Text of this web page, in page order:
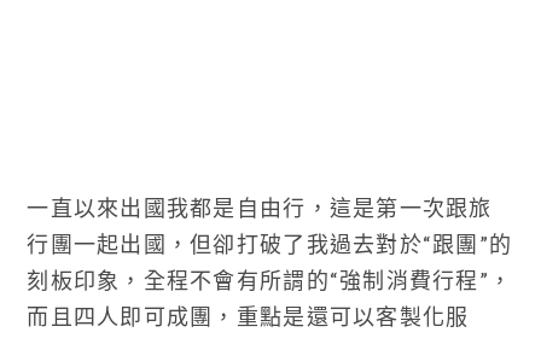
一直以來出國我都是自由行，這是第一次跟旅
行團一起出國，但卻打破了我過去對於“跟團”的
刻板印象，全程不會有所謂的“強制消費行程”，
而且四人即可成團，重點是還可以客製化服